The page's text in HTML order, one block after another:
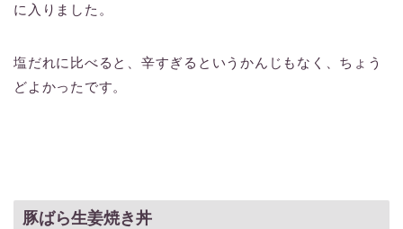
に入りました。
塩だれに比べると、辛すぎるというかんじもなく、ちょう
どよかったです。
豚ばら生姜焼き丼